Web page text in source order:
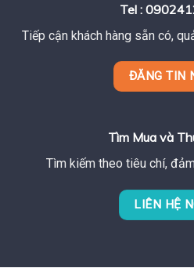
Tel :
Tiếp cận khách hàng sẵn có,
ĐĂNG TIN
Tìm Mua và
Tìm kiếm theo tiêu chí,
LIÊN HỆ